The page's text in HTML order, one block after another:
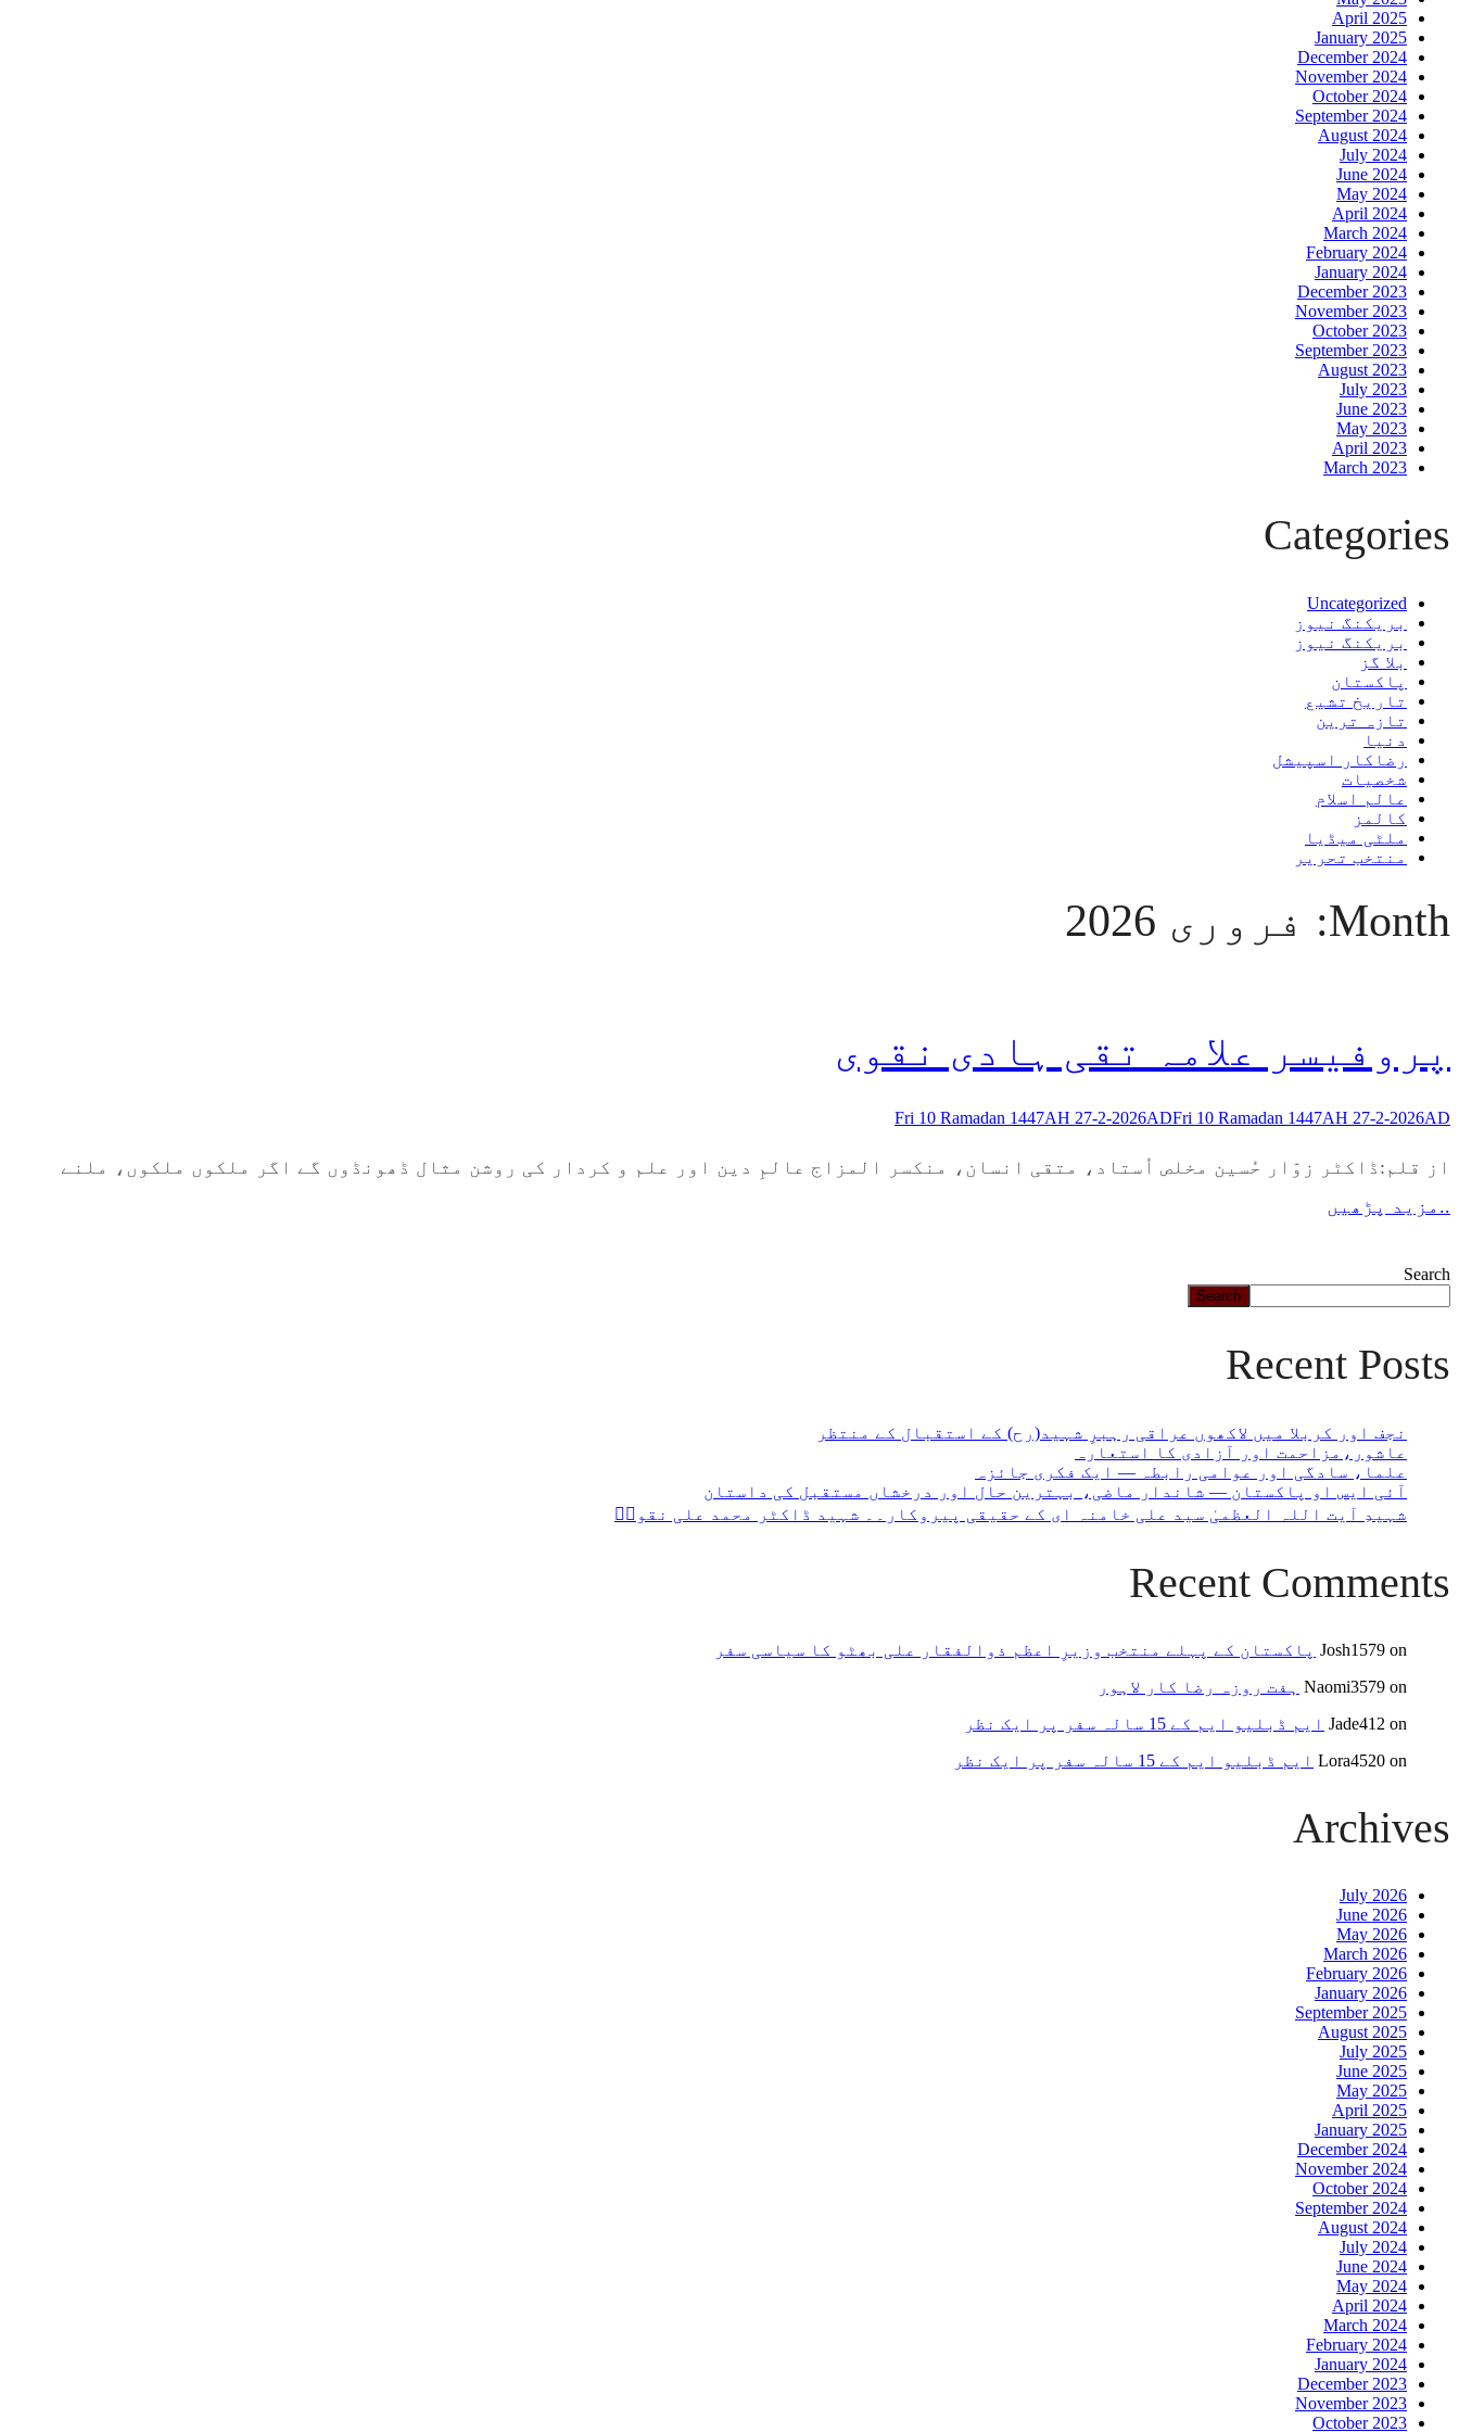
April 2025
January 2025
December 2024
November 2024
October 2024
September 2024
August 2024
July 2024
June 2024
May 2024
April 2024
March 2024
February 2024
January 2024
December 2023
November 2023
October 2023
September 2023
August 2023
July 2023
June 2023
May 2023
April 2023
March 2023
Categories
Uncategorized
بریکنگ نیوز
بریکنگ نیوز
بلا گز
پاکستان
تاریخ تشیع
تازہ ترین
دنیا
رضاکار اسپیشل
شخصیات
عالم اسلام
کالمز
ملٹی میڈیا
منتخب تحریر
Month: فروری 2026
پروفیسر علامہ تقی ہادی نقوی
Fri 10 Ramadan 1447AH 27-2-2026ADFri 10 Ramadan 1447AH 27-2-2026AD
از قلم:ڈاکٹر زوّار حُسین مخلص اُستاد، متقی انسان، منکسر المزاج عالمِ دین اور علم و کردار کی روشن مثال ڈھونڈوں گے اگر ملکوں ملکوں، ملنے
..مزید پڑھیں
Search
Search
Recent Posts
نجف اور کربلا میں لاکھوں عراقی رہبرِ شہید(رح) کے استقبال کے منتظر
عاشور،مزاحمت اور آزادی کا استعارہ
علما، سادگی اور عوامی رابطہ — ایک فکری جائزہ
آئی ایس او پاکستان — شاندار ماضی، بہترین حال اور درخشاں مستقبل کی داستان
شہیدِ آیت اللہ العظمیٰ سید علی خامنہ ای کے حقیقی پیروکار۔۔ شہید ڈاکٹر محمد علی نقویؒ
Recent Comments
Josh1579 on
پاکستان کے پہلے منتخب وزیرِ اعظم ذوالفقار علی بھٹو کا سیاسی سفر
Naomi3579 on
ہفت روزہ رضا کار لاہور
Jade412 on
ایم ڈبلیو ایم کے 15 سالہ سفر پر ایک نظر
Lora4520 on ایم ڈبلیو ایم کے 15 سالہ سفر پر ایک نظر
Archives
July 2026
June 2026
May 2026
March 2026
February 2026
January 2026
September 2025
August 2025
July 2025
June 2025
May 2025
April 2025
January 2025
December 2024
November 2024
October 2024
September 2024
August 2024
July 2024
June 2024
May 2024
April 2024
March 2024
February 2024
January 2024
December 2023
November 2023
October 2023